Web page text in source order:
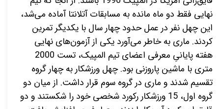
نهایی فقط دو ماه مانده به مسابقات آتلانتا آماده می‌شد،
این چهل نفر در عمل حدود چهار سال با یکدیگر تمرین
کردند. ماری به خاطر می‌آورد یکی از آزمون‌های نهایی
هفته پایانیِ معرفی اعضای تیم المپیک، تست 2000
متری با ماشین پاروزنی بود. چهل ورزشکار به چهار گروه
تقسیم شدند و ماری در گروه سوم قرار داشت. از میان دو
گروه اول، 15 ورزشکار رکورد شخصی خود را شکستند و دو